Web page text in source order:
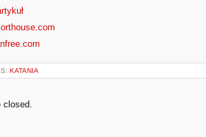
KATANIA
closed.